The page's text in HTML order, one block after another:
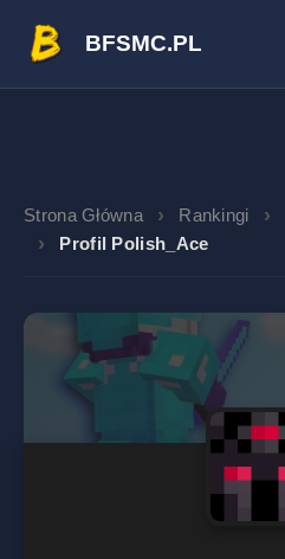
BFSMC.PL
Strona Główna Rankingi
Profil Polish_Ace